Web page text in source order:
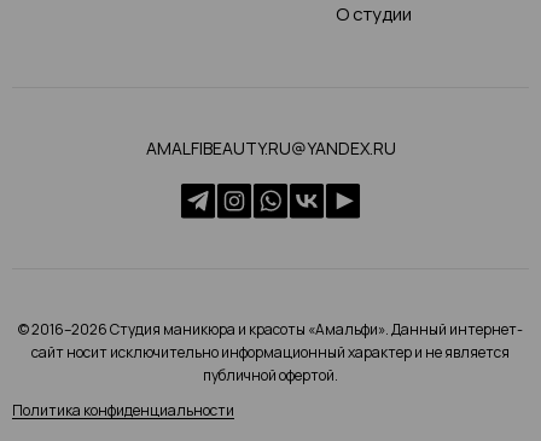
О студии
AMALFIBEAUTY.RU@YANDEX.RU
© 2016–2026 Студия маникюра и красоты «Амальфи». Данный интернет-
сайт носит исключительно информационный характер и не является
публичной офертой.
Политика конфиденциальности